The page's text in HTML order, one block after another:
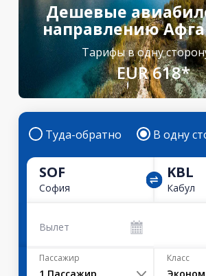
Дешевые
направлению
Тарифы в одну
EUR 618*
Туда-обратно В одну
SOF
София
KBL
Кабул
Вылет
Пассажир Класс